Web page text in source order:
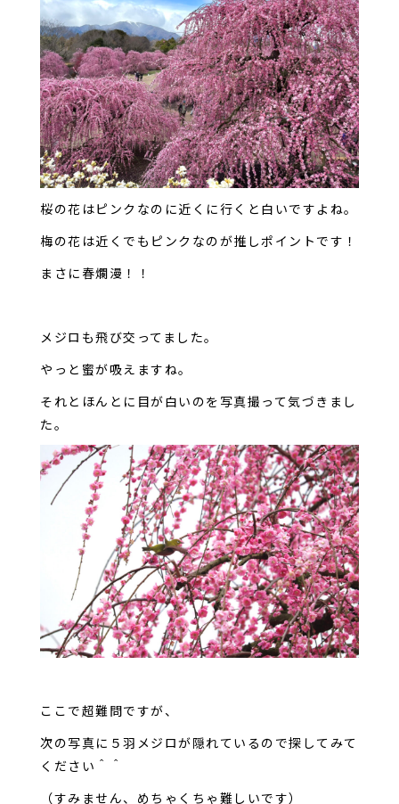
桜の花はピンクなのに近くに行くと白いですよね。
梅の花は近くでもピンクなのが推しポイントです！
まさに春爛漫！！
メジロも飛び交ってました。
やっと蜜が吸えますね。
それとほんとに目が白いのを写真撮って気づきまし
た。
ここで超難問ですが、
次の写真に５羽メジロが隠れているので探してみて
ください＾＾
（すみません、めちゃくちゃ難しいです）